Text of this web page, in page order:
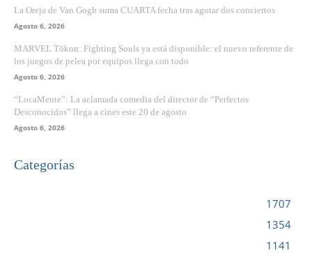
La Oreja de Van Gogh suma CUARTA fecha tras agotar dos conciertos
Agosto 6, 2026
MARVEL Tōkon: Fighting Souls ya está disponible: el nuevo referente de
los juegos de pelea por equipos llega con todo
Agosto 6, 2026
“LocaMente”: La aclamada comedia del director de “Perfectos
Desconocidos” llega a cines este 20 de agosto
Agosto 6, 2026
Categorías
1707
1354
1141